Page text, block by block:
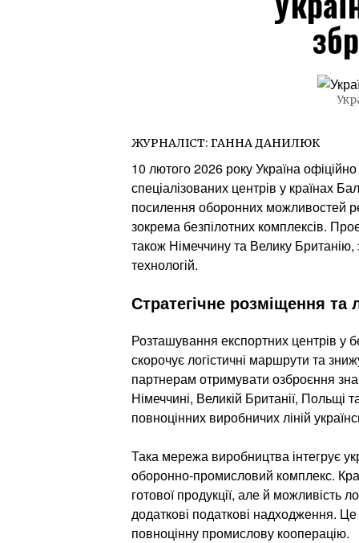
ЖУРНАЛІСТ: ГАННА ДАНИЛЮК
10 лютого 2026 року Україна
спеціалізованих центрів у країнах
посилення оборонних можливостей
зокрема безпілотних комплексів.
також Німеччину та Велику
технологій.
Стратегічне розміщення та
Розташування експортних центрів у
скорочує логістичні маршрути та
партнерам отримувати озброєння
Німеччині, Великій Британії, Польщі
повноцінних виробничих ліній
Така мережа виробництва інтегрує
оборонно-промисловий комплекс.
готової продукції, але й можливість
додаткові податкові надходження.
повноцінну промислову кооперацію.